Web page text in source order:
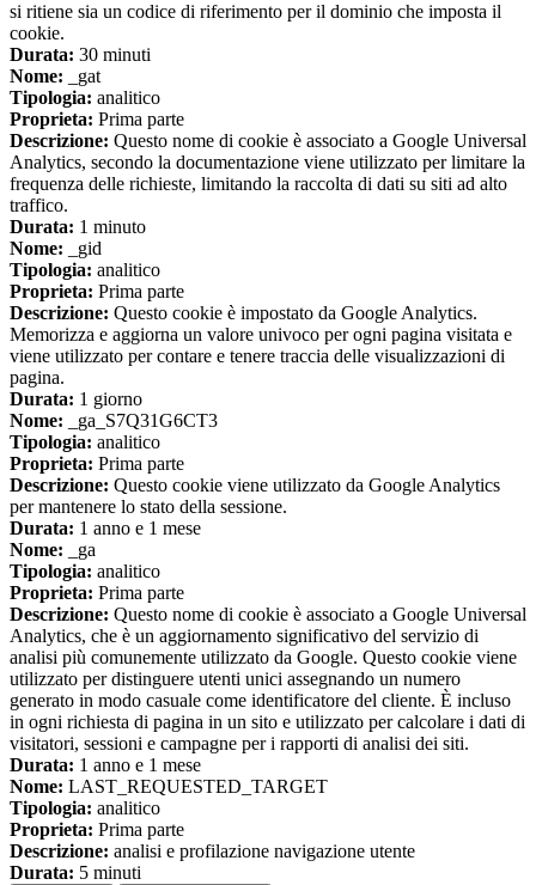
si ritiene sia un codice di riferimento per il dominio che imposta il
cookie.
Durata: 30 minuti
Nome: _gat
Tipologia: analitico
Proprieta: Prima parte
Descrizione: Questo nome di cookie è associato a Google Universal
Analytics, secondo la documentazione viene utilizzato per limitare la
frequenza delle richieste, limitando la raccolta di dati su siti ad alto
traffico.
Durata: 1 minuto
Nome: _gid
Tipologia: analitico
Proprieta: Prima parte
Descrizione: Questo cookie è impostato da Google Analytics.
Memorizza e aggiorna un valore univoco per ogni pagina visitata e
viene utilizzato per contare e tenere traccia delle visualizzazioni di
pagina.
Durata: 1 giorno
Nome: _ga_S7Q31G6CT3
Tipologia: analitico
Proprieta: Prima parte
Descrizione: Questo cookie viene utilizzato da Google Analytics
per mantenere lo stato della sessione.
Durata: 1 anno e 1 mese
Nome: _ga
Tipologia: analitico
Proprieta: Prima parte
Descrizione: Questo nome di cookie è associato a Google Universal
Analytics, che è un aggiornamento significativo del servizio di
analisi più comunemente utilizzato da Google. Questo cookie viene
utilizzato per distinguere utenti unici assegnando un numero
generato in modo casuale come identificatore del cliente. È incluso
in ogni richiesta di pagina in un sito e utilizzato per calcolare i dati di
visitatori, sessioni e campagne per i rapporti di analisi dei siti.
Durata: 1 anno e 1 mese
Nome: LAST_REQUESTED_TARGET
Tipologia: analitico
Proprieta: Prima parte
Descrizione: analisi e profilazione navigazione utente
Durata: 5 minuti